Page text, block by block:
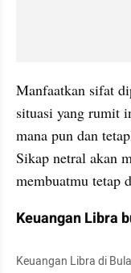
Manfaatkan sifat
situasi yang rumit
mana pun dan
Sikap netral akan
membuatmu tetap
Keuangan Libra
Keuangan Libra di